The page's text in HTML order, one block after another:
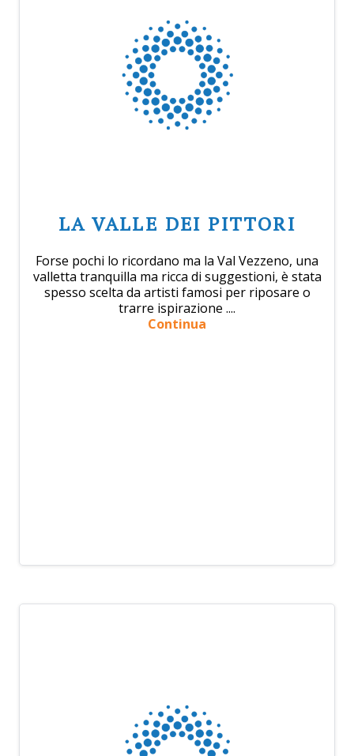
LA VALLE DEI PITTORI
Forse pochi lo ricordano ma la Val Vezzeno, una
valletta tranquilla ma ricca di suggestioni, è stata
spesso scelta da artisti famosi per riposare o
trarre ispirazione ....
Continua